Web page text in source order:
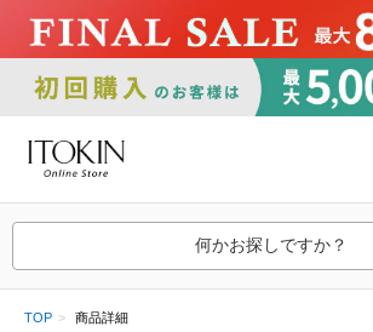
何かお探しですか？
TOP 商品詳細